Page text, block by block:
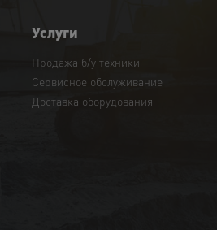
Услуги
Продажа б/у техники
Сервисное обслуживание
Доставка оборудования